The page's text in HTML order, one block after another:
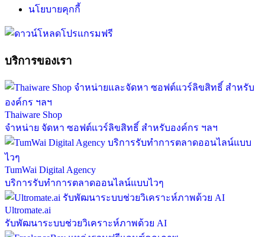
นโยบายคุกกี้
บริการของเรา
Thaiware Shop
จำหน่าย จัดหา ซอฟต์แวร์ลิขสิทธิ์ สำหรับองค์กร ฯลฯ
TumWai Digital Agency
บริการรับทำการตลาดออนไลน์แบบไวๆ
Ultromate.ai
รับพัฒนาระบบช่วยวิเคราะห์ภาพด้วย AI